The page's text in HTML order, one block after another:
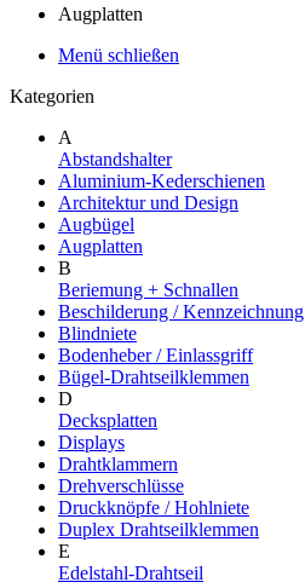
Augplatten
Menü schließen
Kategorien
A
Abstandshalter
Aluminium-Kederschienen
Architektur und Design
Augbügel
Augplatten
B
Beriemung + Schnallen
Beschilderung / Kennzeichnung
Blindniete
Bodenheber / Einlassgriff
Bügel-Drahtseilklemmen
D
Decksplatten
Displays
Drahtklammern
Drehverschlüsse
Druckknöpfe / Hohlniete
Duplex Drahtseilklemmen
E
Edelstahl-Drahtseil